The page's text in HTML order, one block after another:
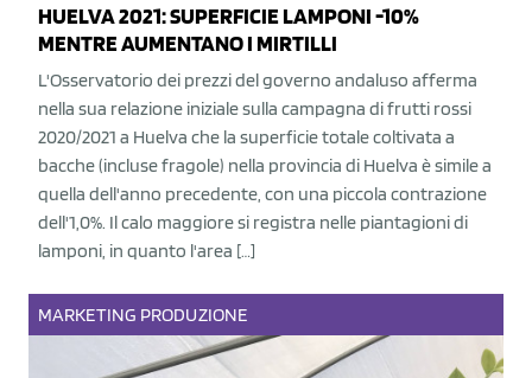
HUELVA 2021: SUPERFICIE LAMPONI -10%
MENTRE AUMENTANO I MIRTILLI
L'Osservatorio dei prezzi del governo andaluso afferma
nella sua relazione iniziale sulla campagna di frutti rossi
2020/2021 a Huelva che la superficie totale coltivata a
bacche (incluse fragole) nella provincia di Huelva è simile a
quella dell'anno precedente, con una piccola contrazione
dell'1,0%. Il calo maggiore si registra nelle piantagioni di
lamponi, in quanto l'area […]
MARKETING PRODUZIONE